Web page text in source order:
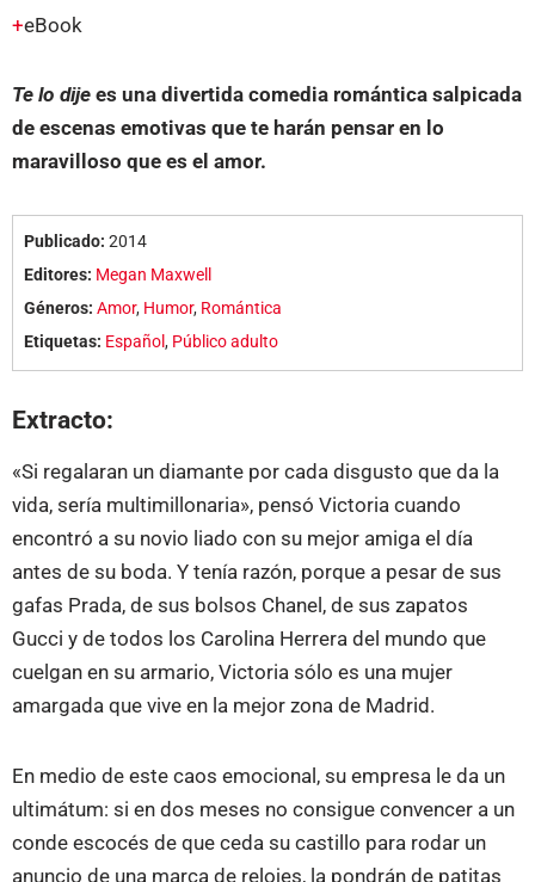
eBook
Te lo dije es una divertida comedia romántica salpicada
de escenas emotivas que te harán pensar en lo
maravilloso que es el amor.
Publicado: 2014
Editores: Megan Maxwell
Géneros: Amor, Humor, Romántica
Etiquetas: Español, Público adulto
Extracto:
«Si regalaran un diamante por cada disgusto que da la
vida, sería multimillonaria», pensó Victoria cuando
encontró a su novio liado con su mejor amiga el día
antes de su boda. Y tenía razón, porque a pesar de sus
gafas Prada, de sus bolsos Chanel, de sus zapatos
Gucci y de todos los Carolina Herrera del mundo que
cuelgan en su armario, Victoria sólo es una mujer
amargada que vive en la mejor zona de Madrid.
En medio de este caos emocional, su empresa le da un
ultimátum: si en dos meses no consigue convencer a un
conde escocés de que ceda su castillo para rodar un
anuncio de una marca de relojes, la pondrán de patitas